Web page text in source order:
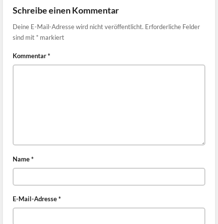
Schreibe einen Kommentar
Deine E-Mail-Adresse wird nicht veröffentlicht. Erforderliche Felder
sind mit * markiert
Kommentar*
Name*
E-Mail-Adresse*